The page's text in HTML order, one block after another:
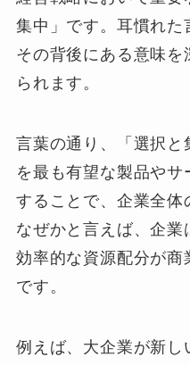
集中」です。耳慣れた
その背後にある意味
られます。
言葉の通り、「選択
を最も有望な製品や
することで、企業全体
なぜかと言えば、企業
効率的な資源配分が商
です。
例えば、大企業が新し